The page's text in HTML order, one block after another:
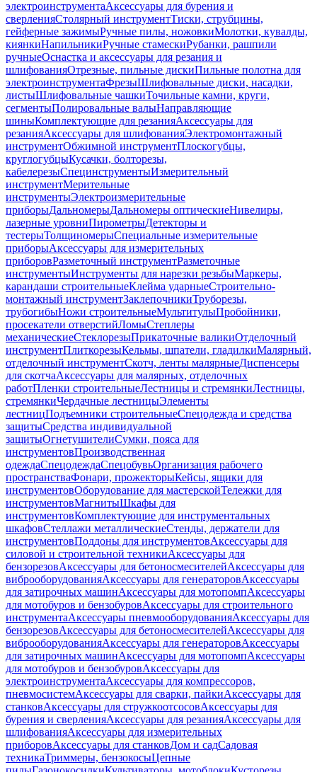
электроинструментаАксессуары для бурения и
сверленияСтолярный инструментТиски, струбцины,
гейферные зажимыРучные пилы, ножовкиМолотки, кувалды,
киянкиНапильникиРучные стамескиРубанки, рашпили
ручныеОснастка и аксессуары для резания и
шлифованияОтрезные, пильные дискиПильные полотна для
электроинструментаФрезыШлифовальные диски, насадки,
листыШлифовальные чашкиТочильные камни, круги,
сегментыПолировальные валыНаправляющие
шиныКомплектующие для резанияАксессуары для
резанияАксессуары для шлифованияЭлектромонтажный
инструментОбжимной инструментПлоскогубцы,
круглогубцыКусачки, болторезы,
кабелерезыСпецинструментыИзмерительный
инструментМерительные
инструментыЭлектроизмерительные
приборыДальномерыДальномеры оптическиеНивелиры,
лазерные уровниПирометрыДетекторы и
тестерыТолщиномерыСпециальные измерительные
приборыАксессуары для измерительных
приборовРазметочный инструментРазметочные
инструментыИнструменты для нарезки резьбыМаркеры,
карандаши строительныеКлейма ударныеСтроительно-
монтажный инструментЗаклепочникиТруборезы,
трубогибыНожи строительныеМультитулыПробойники,
просекатели отверстийЛомыСтеплеры
механическиеСтеклорезыПрикаточные валикиОтделочный
инструментПлиткорезыКельмы, шпатели, гладилкиМалярный,
отделочный инструментСкотч, ленты малярныеДиспенсеры
для скотчаАксессуары для малярных, отделочных
работПленки строительныеЛестницы и стремянкиЛестницы,
стремянкиЧердачные лестницыЭлементы
лестницПодъемники строительныеСпецодежда и средства
защитыСредства индивидуальной
защитыОгнетушителиСумки, пояса для
инструментовПроизводственная
одеждаСпецодеждаСпецобувьОрганизация рабочего
пространстваФонари, прожекторыКейсы, ящики для
инструментовОборудование для мастерскойТележки для
инструментовМагнитыШкафы для
инструментовКомплектующие для инструментальных
шкафовСтеллажи металлическиеСтенды, держатели для
инструментовПоддоны для инструментовАксессуары для
силовой и строительной техникиАксессуары для
бензорезовАксессуары для бетоносмесителейАксессуары для
виброоборудованияАксессуары для генераторовАксессуары
для затирочных машинАксессуары для мотопомпАксессуары
для мотобуров и бензобуровАксессуары для строительного
инструментаАксессуары пневмооборудованияАксессуары для
бензорезовАксессуары для бетоносмесителейАксессуары для
виброоборудованияАксессуары для генераторовАксессуары
для затирочных машинАксессуары для мотопомпАксессуары
для мотобуров и бензобуровАксессуары для
электроинструментаАксессуары для компрессоров,
пневмосистемАксессуары для сварки, пайкиАксессуары для
станковАксессуары для стружкоотсосовАксессуары для
бурения и сверленияАксессуары для резанияАксессуары для
шлифованияАксессуары для измерительных
приборовАксессуары для станковДом и садСадовая
техникаТриммеры, бензокосыЦепные